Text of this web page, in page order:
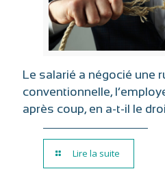
Le salarié a négocié une
conventionnelle,
après coup, en a-t-il le
Lire la suite